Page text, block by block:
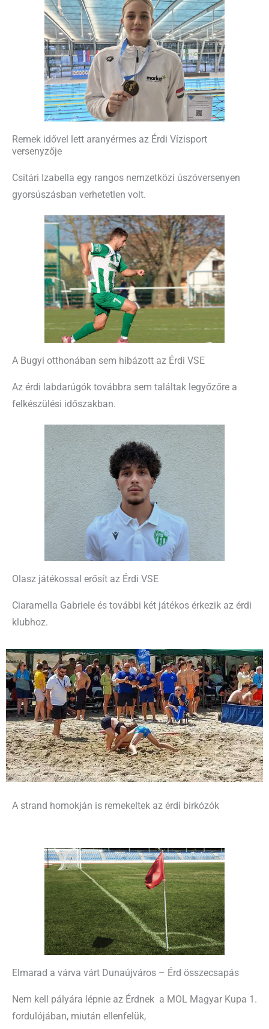
Remek idővel lett aranyérmes az Érdi Vízisport
versenyzője
Csitári Izabella egy rangos nemzetközi úszóversenyen
gyorsúszásban verhetetlen volt.
A Bugyi otthonában sem hibázott az Érdi VSE
Az érdi labdarúgók továbbra sem találtak legyőzőre a
felkészülési időszakban.
Olasz játékossal erősít az Érdi VSE
Ciaramella Gabriele és további két játékos érkezik az érdi
klubhoz.
A strand homokján is remekeltek az érdi birkózók
Elmarad a várva várt Dunaújváros – Érd összecsapás
Nem kell pályára lépnie az Érdnek a MOL Magyar Kupa 1.
fordulójában, miután ellenfelük,